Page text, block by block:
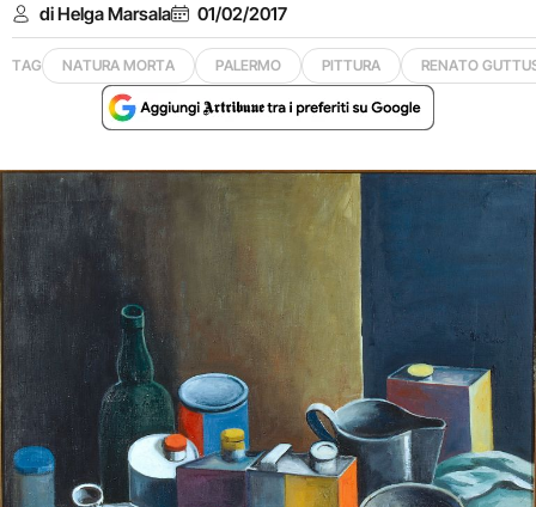
di Helga Marsala 01/02/2017
TAG NATURA MORTA PALERMO PITTURA RENATO